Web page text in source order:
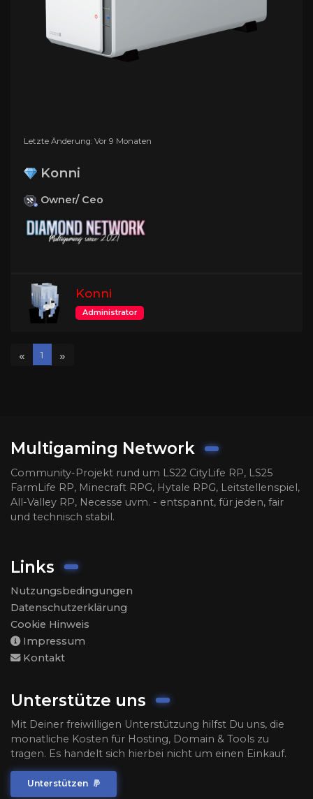
Letzte Änderung: Vor 9 Monaten
Konni
Owner/ Ceo
Konni
Administrator
« 1 »
Multigaming Network
Community-Projekt rund um LS22 CityLife RP, LS25
FarmLife RP, Minecraft RPG, Hytale RPG, Leitstellenspiel,
All-Valley RP, Necesse uvm. - entspannt, für jeden, fair
und technisch stabil.
Links
Nutzungsbedingungen
Datenschutzerklärung
Cookie Hinweis
Impressum
Kontakt
Unterstütze uns
Mit Deiner freiwilligen Unterstützung hilfst Du uns, die
monatliche Kosten für Hosting, Domain & Tools zu
tragen. Es handelt sich hierbei nicht um einen Einkauf.
Unterstützen